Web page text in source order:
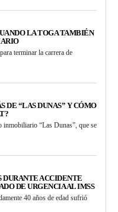
LA TOGA TAMBIÉN
terminar la carrera de
DE “LAS DUNAS” Y CÓMO
“Las Dunas”, que se
DURANTE ACCIDENTE
DE URGENCIA AL IMSS
40 años de edad sufrió